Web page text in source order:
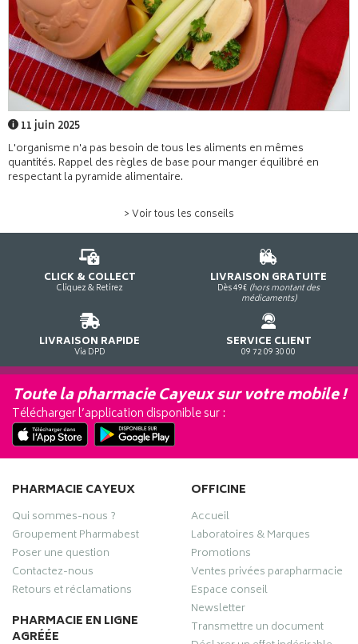
11 juin 2025
L'organisme n'a pas besoin de tous les aliments en mêmes
quantités. Rappel des règles de base pour manger équilibré en
respectant la pyramide alimentaire.
> Voir tous les conseils
CLICK & COLLECT
Cliquez & Retirez
LIVRAISON GRATUITE
Dès 49€ (hors montant des
médicaments)
LIVRAISON RAPIDE
Via DPD
SERVICE CLIENT
09 72 09 30 00
Toute la pharmacie Cayeux sur votre mobile !
Télécharger l’application disponible sur :
PHARMACIE CAYEUX
Qui sommes-nous ?
Groupement Pharmabest
Poser une question
Contactez-nous
Retours et réclamations
PHARMACIE EN LIGNE
AGRÉÉE
OFFICINE
Accueil
Laboratoires & Marques
Promotions
Ventes privées parapharmacie
Espace conseil
Newsletter
Transmettre un document